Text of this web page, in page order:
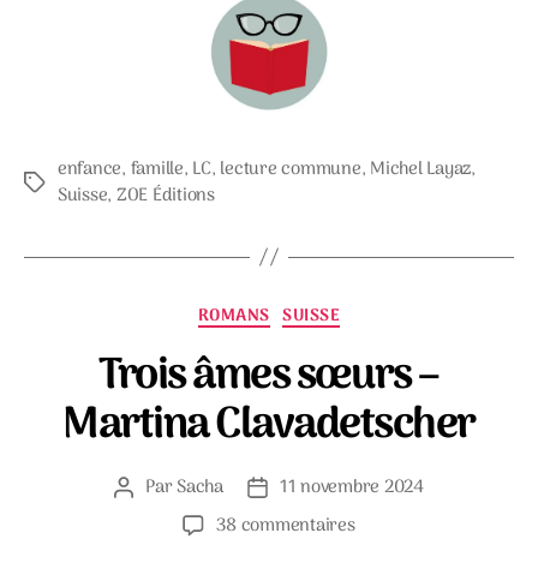
Étiquettes
enfance, famille, LC, lecture commune, Michel Layaz,
Suisse, ZOE Éditions
Catégories
ROMANS SUISSE
Trois âmes sœurs –
Martina Clavadetscher
Auteur
ParSacha
Date
de
l’article
11 novembre 2024
38 commentairessur